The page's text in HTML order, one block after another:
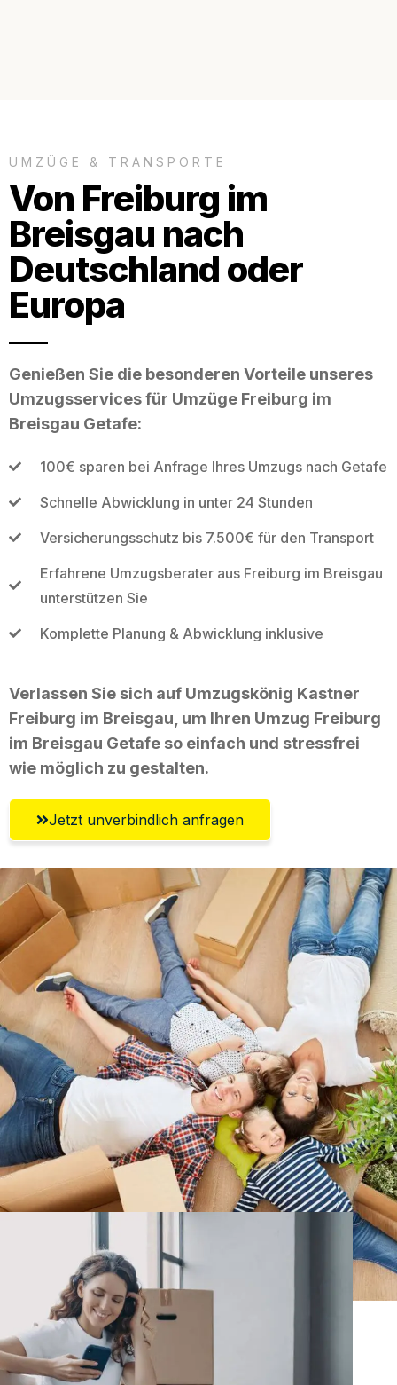
UMZÜGE & TRANSPORTE
Von Freiburg im
Breisgau nach
Deutschland oder
Europa
Genießen Sie die besonderen Vorteile unseres
Umzugsservices für Umzüge Freiburg im
Breisgau Getafe:
100€ sparen bei Anfrage Ihres Umzugs nach Getafe
Schnelle Abwicklung in unter 24 Stunden
Versicherungsschutz bis 7.500€ für den Transport
Erfahrene Umzugsberater aus Freiburg im Breisgau
unterstützen Sie
Komplette Planung & Abwicklung inklusive
Verlassen Sie sich auf Umzugskönig Kastner
Freiburg im Breisgau, um Ihren Umzug Freiburg
im Breisgau Getafe so einfach und stressfrei
wie möglich zu gestalten.
Jetzt unverbindlich anfragen